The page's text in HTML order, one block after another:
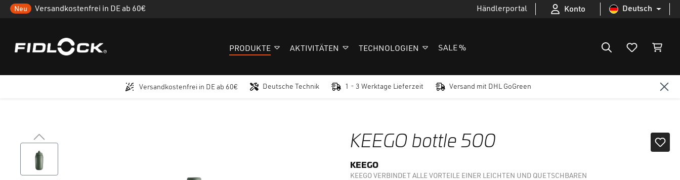
Neu Versandkostenfrei in DE ab 60€ Händlerportal Konto Deutsch
PRODUKTE AKTIVITÄTEN TECHNOLOGIEN SALE %
Versandkostenfrei in DE ab 60€ Deutsche Technik 1 - 3 Werktage Lieferzeit Versand mit DHL GoGreen
Bildergalerie überspringen KEEGO bottle 500
KEEGO
KEEGO VERBINDET ALLE VORTEILE EINER LEICHTEN UND QUETSCHBAREN